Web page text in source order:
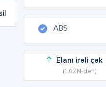
ABS
Elanı irəli çək
(1 AZN-dən)